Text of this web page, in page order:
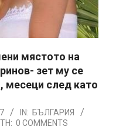
мястото на
зет му се
месеци след като
IN: БЪЛГАРИЯ
0 COMMENTS